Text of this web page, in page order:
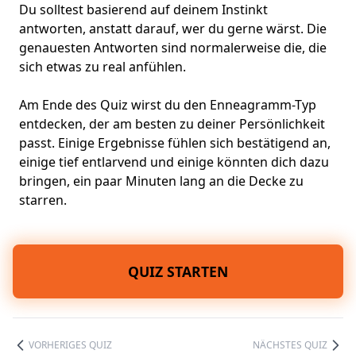
Du solltest basierend auf deinem Instinkt
antworten, anstatt darauf, wer du gerne wärst. Die
genauesten Antworten sind normalerweise die, die
sich etwas zu real anfühlen.
Am Ende des Quiz wirst du den Enneagramm-Typ
entdecken, der am besten zu deiner Persönlichkeit
passt. Einige Ergebnisse fühlen sich bestätigend an,
einige tief entlarvend und einige könnten dich dazu
bringen, ein paar Minuten lang an die Decke zu
starren.
QUIZ STARTEN
VORHERIGES QUIZ NÄCHSTES QUIZ